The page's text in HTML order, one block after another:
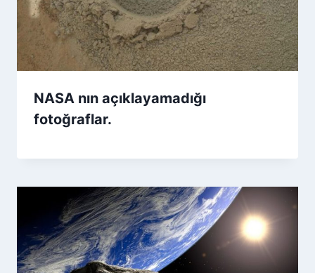
NASA nın açıklayamadığı
fotoğraflar.